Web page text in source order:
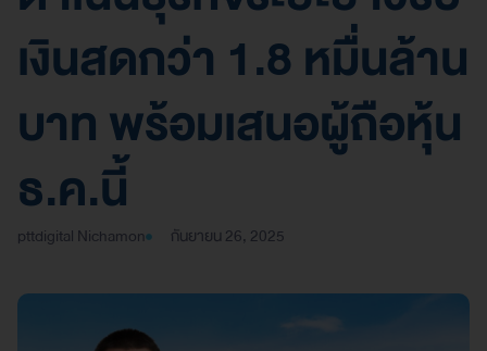
เงินสดกว่า 1.8 หมื่นล้าน
บาท พร้อมเสนอผู้ถือหุ้น
ธ.ค.นี้
pttdigital Nichamon กันยายน 26, 2025